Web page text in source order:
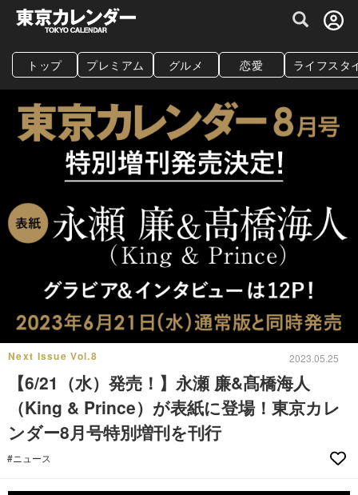
グルメ情報・プレミアムレストラン予約
トップ プレミアム グルメ 恋愛 ライフスタ
Next Issue Vol.8 2023.05.25
【6/21（水）発売！】永瀬 廉&髙橋海人
（King & Prince）が表紙に登場！東京カレ
ンダー8月号特別増刊を刊行
#ニュース